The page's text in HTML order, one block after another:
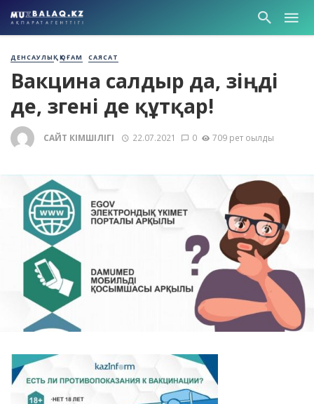
ДЕНСАУЛЫҚ ҚОҒАМ САЯСАТ
Вакцина салдыр да, өзіңді
де, өзгені де құтқар!
САЙТ ӘКІМШІЛІГІ 22.07.2021 0 709 рет оқылды